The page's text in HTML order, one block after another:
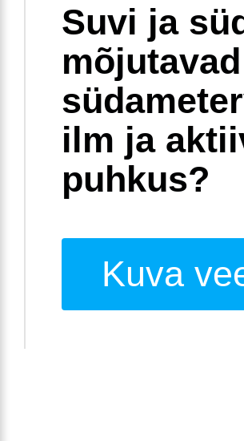
Suvi ja
mõjutavad
ilm ja
puhkus?
Kuva